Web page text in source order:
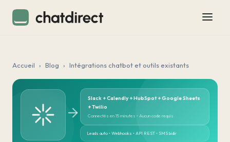
Accueil › Blog › Intégrations chatbot et outils existants
Slack + Calendly + HubSpot + Google Sheets
+ Twilio
Connectés en 15 minutes • Aucun code requis
Leads auto • Webhooks • API REST • SMS bidir